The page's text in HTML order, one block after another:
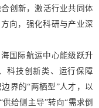
创新，激活行业共同体
向，强化科研与产业深
国际航运中心能级跃升
科技创新类、运行保障
界的“两栖型”人才，以
给侧主导”转向“需求倒